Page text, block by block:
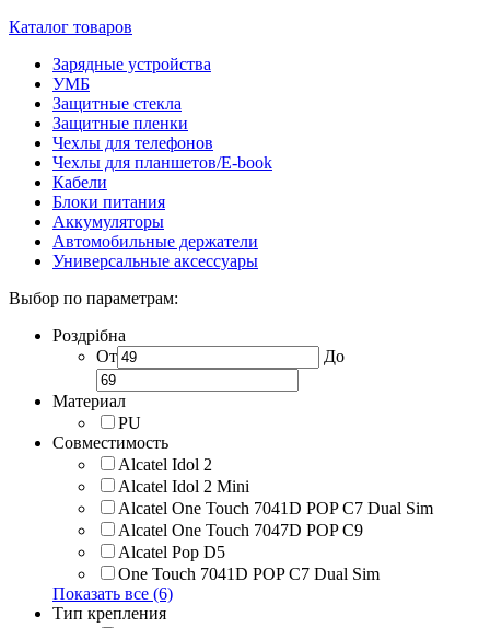
Каталог товаров
Зарядные устройства
УМБ
Защитные стекла
Защитные пленки
Чехлы для телефонов
Чехлы для планшетов/E-book
Кабели
Блоки питания
Аккумуляторы
Автомобильные держатели
Универсальные аксессуары
Выбор по параметрам:
Роздрібна
От
До
Материал
PU
Совместимость
Alcatel Idol 2
Alcatel Idol 2 Mini
Alcatel One Touch 7041D POP C7 Dual Sim
Alcatel One Touch 7047D POP C9
Alcatel Pop D5
One Touch 7041D POP C7 Dual Sim
Показать все (6)
Тип крепления